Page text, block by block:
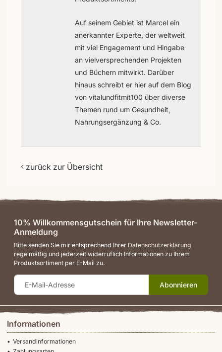
Auf seinem Gebiet ist Marcel ein
anerkannter Experte, der weltweit
mit viel Engagement und Hingabe
an vielversprechenden Projekten
und Büchern mitwirkt. Darüber
hinaus schreibt er hier auf dem Blog
von vitalundfitmit100 über diverse
Themen rund um Gesundheit,
Nahrungsergänzung & Co.
zurück zur Übersicht
Informationen
Versandinformationen
10% Willkommensgutschein für Ihre Newsletter-
Anmeldung
Bitte senden Sie mir entsprechend Ihrer Datenschutzerklärung
regelmäßig und jederzeit widerruflich Informationen zu Ihrem
Produktsortiment per E-Mail zu.
Abonnieren